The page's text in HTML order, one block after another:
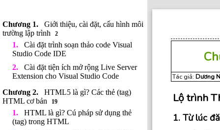
Giới thiệu, cài đặt, cấu hình môi
trường lập trình
2
Cài đặt trình soạn thảo code Visual
Studio Code IDE
Cài đặt tiện ích mở rộng Live Server
Extension cho Visual Studio Code
HTML5 là gì? Các thẻ (tag)
HTML cơ bản
19
HTML là gì? Cú pháp sử dụng thẻ
(tag) trong HTML
Tác giả: Dương
Lộ trình
1. Từ lúc